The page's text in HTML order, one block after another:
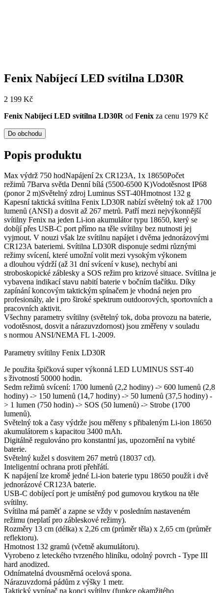
Fenix Nabíjecí LED svítilna LD30R
2 199 Kč
Fenix Nabíjecí LED svítilna LD30R od Fenix za cenu 1979 Kč
Do obchodu
Popis produktu
Max výdrž 750 hodNapájení 2x CR123A, 1x 18650Počet
režimů 7Barva světla Denní bílá (5500-6500 K)Vodotěsnost IP68
(ponor 2 m)Světelný zdroj Luminus SST-40Hmotnost 132 g
Kapesní taktická svítilna Fenix LD30R nabízí světelný tok až 1700
lumenů (ANSI) a dosvit až 267 metrů. Patří mezi nejvýkonnější
svítilny Fenix na jeden Li-ion akumulátor typu 18650, který se
dobíjí přes USB-C port přímo na těle svítilny bez nutnosti jej
vyjmout. V nouzi však lze svítilnu napájet i dvěma jednorázovými
CR123A bateriemi. Svítilna LD30R disponuje sedmi různými
režimy svícení, které umožní volit mezi vysokým výkonem
a dlouhou výdrží (až 31 dní svícení v kuse), nechybí ani
stroboskopické záblesky a SOS režim pro krizové situace. Svítilna je
vybavena indikací stavu nabití baterie v bočním tlačítku. Díky
zapínání koncovým taktickým spínačem je vhodná nejen pro
profesionály, ale i pro široké spektrum outdoorových, sportovních a
pracovních aktivit.
Všechny parametry svítilny (světelný tok, doba provozu na baterie,
vodotěsnost, dosvit a nárazuvzdornost) jsou změřeny v souladu
s normou ANSI/NEMA FL 1-2009.
Parametry svítilny Fenix LD30R
Je použita špičková super výkonná LED LUMINUS SST-40
s životností 50000 hodin.
Sedm režimů svícení: 1700 lumenů (2,2 hodiny) -> 600 lumenů (2,8
hodiny) -> 150 lumenů (14,7 hodiny) -> 50 lumenů (37,5 hodiny) -
> 1 lumen (750 hodin) -> SOS (50 lumenů) -> Strobe (1700
lumenů).
Světelný tok a časy výdrže jsou měřeny s přibaleným Li-ion 18650
akumulátorem s kapacitou 3400 mAh.
Digitálně regulováno pro konstantní jas, upozornění na vybité
baterie.
Světelný kužel s dosvitem 267 metrů (18037 cd).
Inteligentní ochrana proti přehřátí.
K napájení lze kromě jedné Li-ion baterie typu 18650 použít i dvě
jednorázové CR123A baterie.
USB-C dobíjecí port je umístěný pod gumovou krytkou na těle
svítilny.
Svítilna má paměť a zapne se vždy v posledním nastaveném
režimu (neplatí pro zábleskové režimy).
Rozměry 13 cm (délka) x 2,26 cm (průměr těla) x 2,65 cm (průměr
reflektoru).
Hmotnost 132 gramů (včetně akumulátoru).
Vyrobeno z leteckého tvrzeného hliníku, odolný povrch - Type III
hard anodized.
Odnímatelná dvousměrná ocelová spona.
Nárazuvzdorná pádům z výšky 1 metr.
Taktický vypínač na konci svítilny (funkce okamžitého